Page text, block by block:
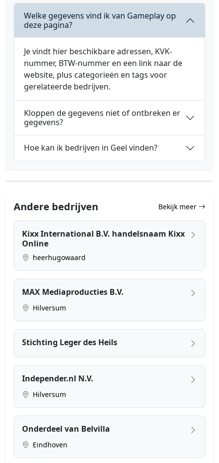
Welke gegevens vind ik van Gameplay op
deze pagina?
Je vindt hier beschikbare adressen, KVK-
nummer, BTW-nummer en een link naar de
website, plus categorieën en tags voor
gerelateerde bedrijven.
Kloppen de gegevens niet of ontbreken er
gegevens?
Hoe kan ik bedrijven in Geel vinden?
Andere bedrijven Bekijk meer
Kixx International B.V. handelsnaam Kixx
Online
heerhugowaard
MAX Mediaproducties B.V.
Hilversum
Stichting Leger des Heils
Independer.nl N.V.
Hilversum
Onderdeel van Belvilla
Eindhoven